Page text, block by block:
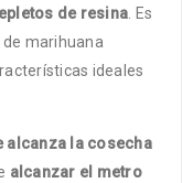
de resina. Es
marihuana
ideales
alcanza la cosecha
alcanzar el metro